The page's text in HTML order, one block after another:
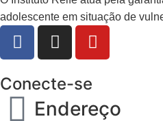
adolescente em situação de
Conecte-se
Endereço